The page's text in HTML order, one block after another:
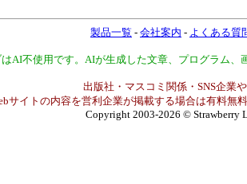
製品一覧 - 会社案内 - よくある質
AI不使用です。AIが生成した文章、プログラム
出版社・マスコミ関係・SNS企業
サイトの内容を営利企業が掲載する場合は有料無
Copyright 2003-2026 © Strawberry